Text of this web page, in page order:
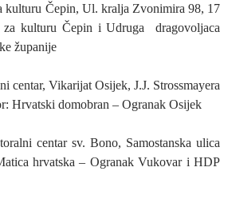
kulturu Čepin, Ul. kralja Zvonimira 98, 17
za kulturu Čepin i Udruga dragovoljaca
županije
centar, Vikarijat Osijek, J.J. Strossmayera
Hrvatski domobran – Ogranak Osijek
centar sv. Bono, Samostanska ulica
hrvatska – Ogranak Vukovar i HDP